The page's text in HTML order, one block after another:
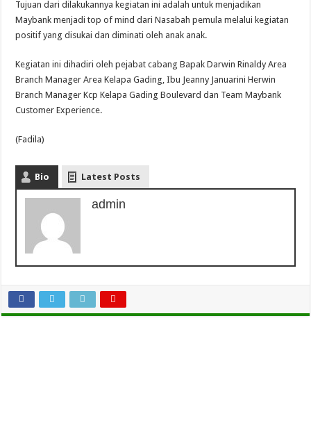
Tujuan dari dilakukannya kegiatan ini adalah untuk menjadikan
Maybank menjadi top of mind dari Nasabah pemula melalui kegiatan
positif yang disukai dan diminati oleh anak anak.
Kegiatan ini dihadiri oleh pejabat cabang Bapak Darwin Rinaldy Area
Branch Manager Area Kelapa Gading, Ibu Jeanny Januarini Herwin
Branch Manager Kcp Kelapa Gading Boulevard dan Team Maybank
Customer Experience.
(Fadila)
Bio Latest Posts
admin